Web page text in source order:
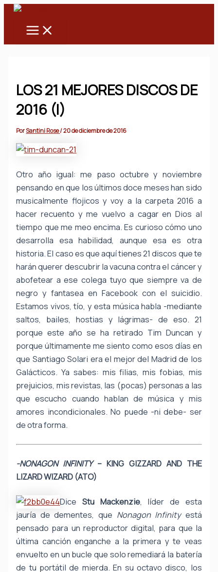
Ir
contenido
Main
LOS 21 MEJORES DISCOS DE
2016 (I)
PorSantini Rose/20 de diciembre de 2016
Otro año igual: me paso octubre y noviembre
pensando en que los últimos doce meses han sido
musicalmente flojicos y voy a la carpeta 2016 a
hacer recuento y me vuelvo a cagar en Dios al
tiempo que me meo encima. Es curioso cómo uno
desarrolla esa habilidad, aunque esa es otra
historia. El caso es que aquí tienes 21 discos que te
harán querer descubrir la vacuna contra el cáncer y
abofetear a ese colega tuyo que siempre va de
negro y fantasea en Facebook con el suicidio.
Estamos vivos, tío, y esta música habla -mediante
saltos, bailes, hostias y lágrimas- de eso. 21
porque este año se ha retirado Tim Duncan y
porque últimamente me siento como esos días en
que Santiago Solari era el mejor del Madrid de los
Galácticos. Ya sabes: mis filias, mis fobias, mis
prejuicios, mis revistas, las (pocas) personas a las
que escucho cuando hablan de música y mis
amores incondicionales. No puede -ni debe- ser
de otra forma.
-NONAGON INFINITY– KING GIZZARD AND THE
LIZARD WIZARD (ATO)
Dice Stu Mackenzie, líder de esta
jauría de dementes, que Nonagon Infinity está
pensado para un reproductor digital, para que la
última canción enganche a la primera y te veas
envuelto en un bucle que solo remediará la batería
de tu portátil de mierda. En su octavo disco, los